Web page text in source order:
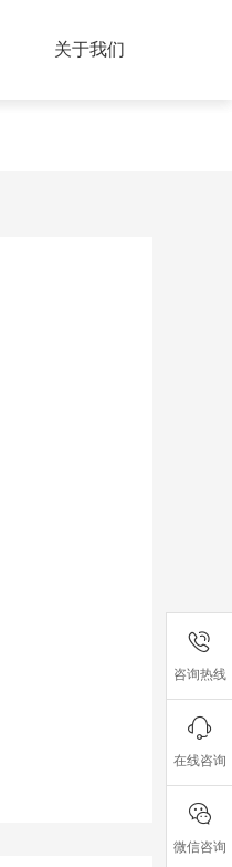
关于我们
咨询热线
在线咨询
微信咨询